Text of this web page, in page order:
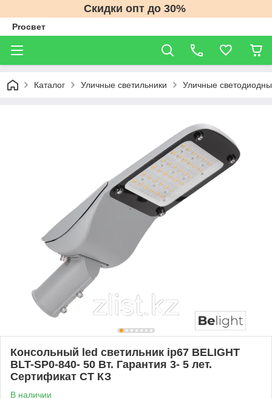
Скидки опт до 30%
Proсвет
Каталог Уличные светильники Уличные
Консольный led светильник ip67 BELIGHT
BLT-SP0-840- 50 Вт. Гарантия 3- 5 лет.
Сертификат СТ КЗ
В наличии